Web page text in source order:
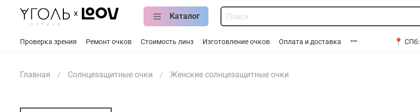
Каталог
Проверка зрения Ремонт очков Стоимость линз Изготовление очков Оплата и доставка 📍 СПб:
Главная Солнцезащитные очки Женские солнцезащитные очки